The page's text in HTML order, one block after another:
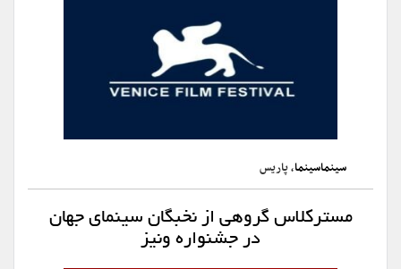
سینماسینما، پاریس
مسترکلاس گروهی از نخبگان سینمای جهان
در جشنواره ونیز